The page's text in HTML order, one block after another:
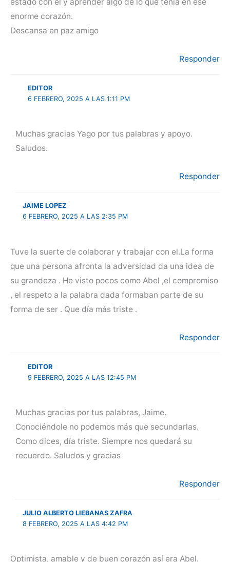
enorme corazón.
Descansa en paz amigo
Responder
EDITOR
6 FEBRERO, 2025 A LAS 1:11 PM
Muchas gracias Yago por tus palabras y apoyo.
Saludos.
Responder
JAIME LOPEZ
6 FEBRERO, 2025 A LAS 2:35 PM
Tuve la suerte de colaborar y trabajar con el.La forma
que una persona afronta la adversidad da una idea de
su grandeza . He visto pocos como Abel ,el compromiso
, el respeto a la palabra dada formaban parte de su
forma de ser . Que día más triste .
Responder
EDITOR
9 FEBRERO, 2025 A LAS 12:45 PM
Muchas gracias por tus palabras, Jaime.
Conociéndole no podemos más que secundarlas.
Como dices, día triste. Siempre nos quedará su
recuerdo. Saludos y gracias
Responder
JULIO ALBERTO LIEBANAS ZAFRA
8 FEBRERO, 2025 A LAS 4:42 PM
Optimista, amable y de buen corazón así era Abel.